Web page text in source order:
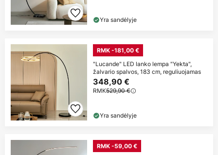
Yra sandėlyje
RMK -181,00 €
"Lucande" LED lanko lempa "Yekta",
žalvario spalvos, 183 cm, reguliuojamas
348,90 €
RMK529,90 €
Yra sandėlyje
RMK -59,00 €